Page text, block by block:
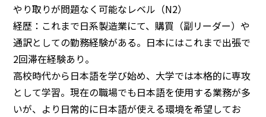
やり取りが問題なく可能なレベル（N2）
経歴：これまで日系製造業にて、購買（副リーダー）や
通訳としての勤務経験がある。日本にはこれまで出張で
2回滞在経験あり。
高校時代から日本語を学び始め、大学では本格的に専攻
として学習。現在の職場でも日本語を使用する業務が多
いが、より日常的に日本語が使える環境を希望してお